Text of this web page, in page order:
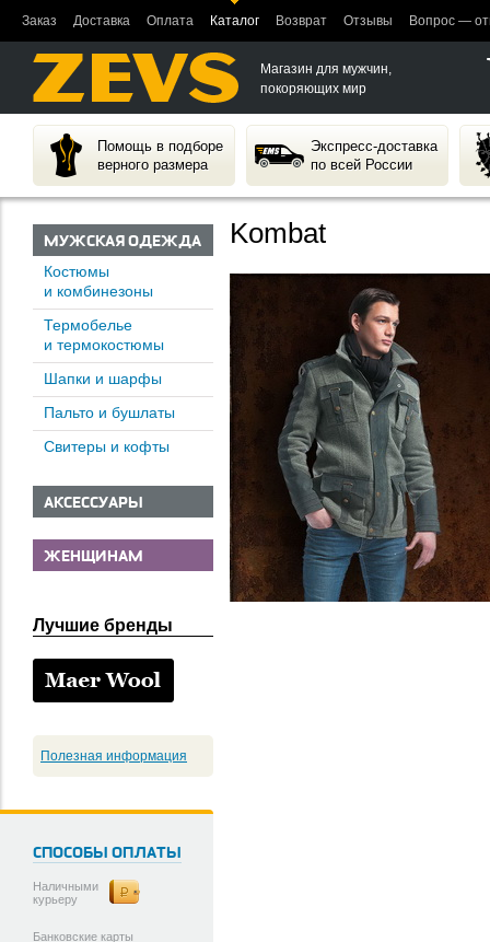
Заказ Доставка Оплата Каталог Возврат Отзывы Вопрос —
Магазин для мужчин,
покоряющих мир
Помощь в подборе
верного размера
Экспресс-доставка
по всей России
МУЖСКАЯ ОДЕЖДА
Костюмы
и комбинезоны
Термобелье
и термокостюмы
Шапки и шарфы
Пальто и бушлаты
Свитеры и кофты
АКСЕССУАРЫ
ЖЕНЩИНАМ
Лучшие бренды
Полезная информация
СПОСОБЫ ОПЛАТЫ
Наличными
курьеру
Банковские карты
Kombat